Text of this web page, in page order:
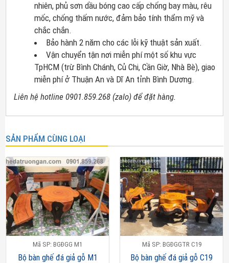
nhiên, phủ sơn dầu bóng cao cấp chống bay màu, rêu
mốc, chống thấm nước, đảm bảo tính thẩm mỹ và
chắc chắn.
Bảo hành 2 năm cho các lỗi kỹ thuật sản xuất.
Vận chuyển tận nơi miễn phí một số khu vực
TpHCM (trừ Bình Chánh, Củ Chi, Cần Giờ, Nhà Bè), giao
miễn phí ở Thuận An và Dĩ An tỉnh Bình Dương.
Liên hệ hotline 0901.859.268 (zalo) để đặt hàng.
SẢN PHẨM CÙNG LOẠI
Mã SP: BGĐGG M1
Bộ bàn ghế đá giả gỗ M1
Mã SP: BGĐGGTR C19
Bộ bàn ghế đá giả gỗ C19